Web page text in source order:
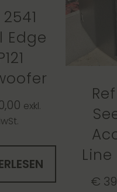
Edge
exkl.
Line
€